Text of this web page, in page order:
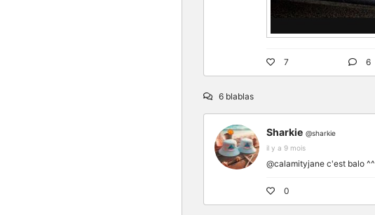
7 6
6 blablas
Sharkie @sharkie
il y a 9 mois
@calamityjane c'est balo ^^
0